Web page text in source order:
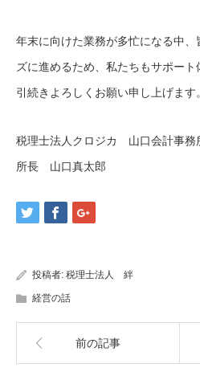
年末に向けた業務が多忙になる中
ズに進めるため、私たちもサポート
引続きよろしくお願い申し上げます。
税理士法人クロジカ 山口会計事
所長 山口真太郎
投稿者: 税理士法人 絆
経営の話
前の記事